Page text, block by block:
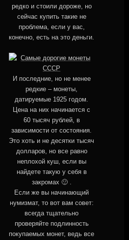
редко и стоили дороже, но
сейчас купить такие не
проблема, если у вас,
конечно, есть на это деньги.
И последние, но не менее
редкие – монеты,
датируемые 1925 годом.
Цена на них начинается с
60 тысяч рублей, в
зависимости от состояния.
Это хоть и не десятки тысяч
долларов, но все равно
неплохой куш, если вы
найдете такую у себя в
закромах 🙂 .
Если же вы начинающий
нумизмат, то вот вам совет:
всегда тщательно
проверяйте подлинность
покупаемых монет, ведь все